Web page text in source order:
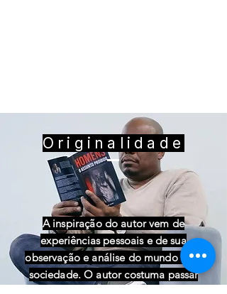
Originalidade
A inspiração do autor vem de
experiências pessoais e de sua
observação e análise do mundo e da
sociedade. O autor costuma passar